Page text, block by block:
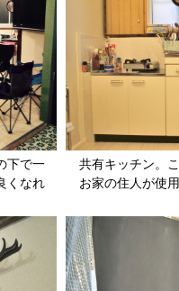
下で一
くなれ
共有キッチン。
お家の住人が使